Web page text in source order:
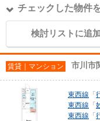
チェックした物件
検討リストに追加
賃貸｜マンション 市川市
東西線 「
東西線 「
東西線 「